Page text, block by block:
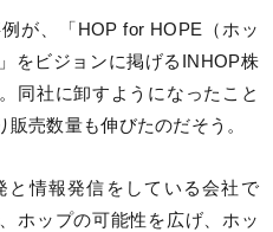
が、「HOP for HOPE（ホッ
をビジョンに掲げるINHOP株
同社に卸すようになったこと
売数量も伸びたのだそう。
と情報発信をしている会社で
ホップの可能性を広げ、ホッ